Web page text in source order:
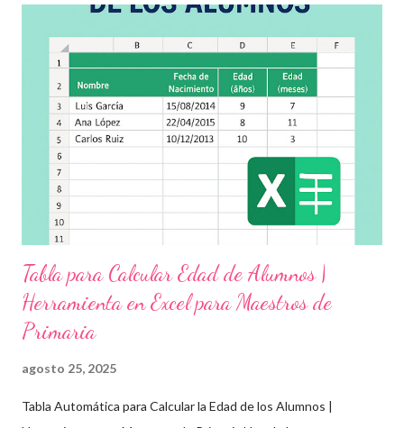
actividades educativas que podrás aplicar fácilmente en tu
grupo, desde preescolar hasta sexto grado de primaria. 🧠
Objetivos clave de la jornada Promover entornos seguros y
afectivos dentro de la comunidad escolar Sensibilizar sobre el
maltrato, acoso escolar y abuso infantil Desarrollar habilidades
como la empatía, la comunicación y el autocuidado Aplicar ...
Tabla para Calcular Edad de Alumnos |
Herramienta en Excel para Maestros de
Primaria
agosto 25, 2025
Tabla Automática para Calcular la Edad de los Alumnos |